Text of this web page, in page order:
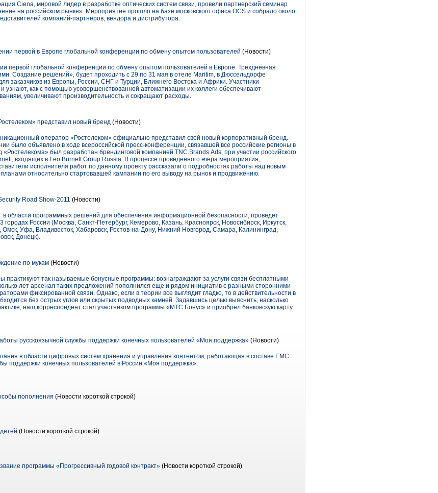
Ciena, мировой лидер в разработке оптических систем связи, провели партнерский семинар
на российском рынке». Мероприятие прошло на базе московского офиса OCS и собрало около
компаний-партнеров, вендора и дистрибутора.
первой в Европе глобальной конференции по обмену опытом пользователей (Новости)
первой глобальной конференции по обмену опытом пользователей в Европе. Трехдневная
Создание решений», будет проходить с 29 по 31 мая в отеле Maritim, в Дюссельдорфе
заказчиков из Европы, России, СНГ и Турции, Ближнего Востока и Африки. Участники
узнают, как с помощью усовершенствованной автоматизации их коллеги обеспечивают
увеличивают производительность и сокращают расходы.
представил новый бренд (Новости)
оператор «Ростелеком» официально представил свой новый корпоративный бренд.
было объявлено в ходе всероссийской пресс-конференции, связавшей все российские регионы в
был разработан брендинговой компанией TNC.Brands.Ads, при участии российского
входящих в Leo Burnett Group Russia. В процессе проведенного вчера мероприятия,
исполнителя работ по данному проекту рассказали о подробностях работы над новым
относительно стартовавшей кампании по его выводу на рынок и продвижению.
Road Show-2011 (Новости)
области программных решений для обеспечения информационной безопасности, проведет
России (Москва, Санкт-Петербург, Кемерово, Казань, Красноярск, Новосибирск, Иркутск,
Омск, Уфа, Владивосток, Хабаровск, Ростов-на-Дону, Нижний Новгород, Самара, Калининград,
Донецк).
по мукам (Новости)
практикуют так называемые бонусные программы: вознаграждают за услуги связи бесплатными
лет арсенал таких предложений пополнился еще и рядом инициатив с разными сторонними
фиксированной связи. Однако, если в теории все выглядит гладко, то в действительности в
без острых углов или скрытых подводных камней. Задавшись целью выяснить, насколько
наш корреспондент стал участником программы «МТС Бонус» и приобрел банковскую карту
русcкоязычной службы поддержки конечных пользователей «Моя поддержка» (Новости)
в области цифровых систем хранения и управления контентом, работающая в составе EMC
поддержки конечных пользователей в России «Моя поддержка».
пополнения (Новости короткой строкой)
(Новости короткой строкой)
программы «Прогрессивный годовой контракт» (Новости короткой строкой)